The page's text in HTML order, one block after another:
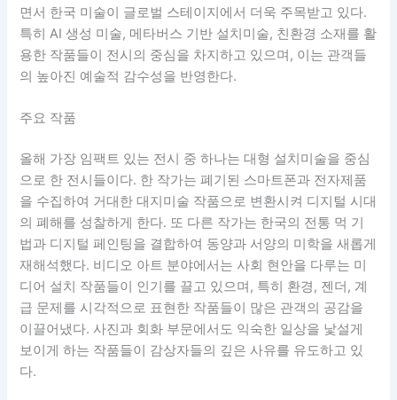
면서 한국 미술이 글로벌 스테이지에서 더욱 주목받고 있다.
특히 AI 생성 미술, 메타버스 기반 설치미술, 친환경 소재를 활
용한 작품들이 전시의 중심을 차지하고 있으며, 이는 관객들
의 높아진 예술적 감수성을 반영한다.
주요 작품
올해 가장 임팩트 있는 전시 중 하나는 대형 설치미술을 중심
으로 한 전시들이다. 한 작가는 폐기된 스마트폰과 전자제품
을 수집하여 거대한 대지미술 작품으로 변환시켜 디지털 시대
의 폐해를 성찰하게 한다. 또 다른 작가는 한국의 전통 먹 기
법과 디지털 페인팅을 결합하여 동양과 서양의 미학을 새롭게
재해석했다. 비디오 아트 분야에서는 사회 현안을 다루는 미
디어 설치 작품들이 인기를 끌고 있으며, 특히 환경, 젠더, 계
급 문제를 시각적으로 표현한 작품들이 많은 관객의 공감을
이끌어냈다. 사진과 회화 부문에서도 익숙한 일상을 낯설게
보이게 하는 작품들이 감상자들의 깊은 사유를 유도하고 있
다.